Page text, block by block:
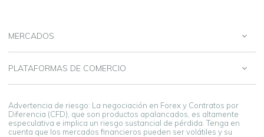
MERCADOS
PLATAFORMAS DE COMERCIO
Advertencia de riesgo: La negociación en Forex y Contratos por
Diferencia (CFD), que son productos apalancados, es altamente
especulativa e implica un riesgo sustancial de pérdida. Tenga en
cuenta que los mercados financieros pueden ser volátiles y su